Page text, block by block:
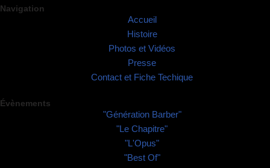
Navigation
Accueil
Histoire
Photos et Vidéos
Presse
Contact et Fiche Techique
Évènements
"Génération Barber"
"Le Chapitre"
"L'Opus"
"Best Of"